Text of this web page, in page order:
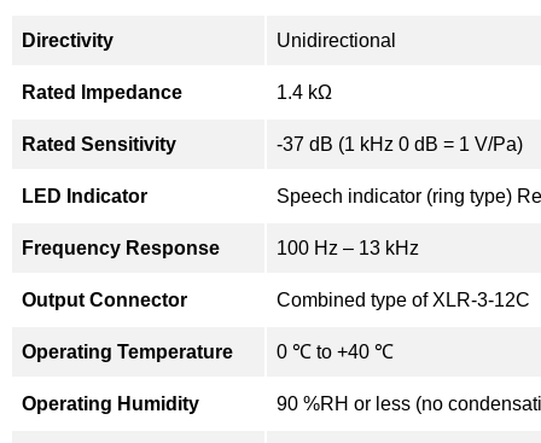
Directivity Unidirectional
Rated Impedance 1.4 kΩ
Rated Sensitivity -37 dB (1 kHz 0 dB = 1 V/Pa)
LED Indicator Speech indicator (ring type)
Frequency Response 100 Hz – 13 kHz
Output Connector Combined type of XLR-3-12C
Operating Temperature 0 ℃ to +40 ℃
Operating Humidity 90 %RH or less (no